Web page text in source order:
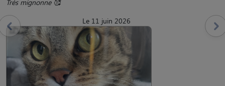
Très mignonne 🥰
Le 11 juin 2026